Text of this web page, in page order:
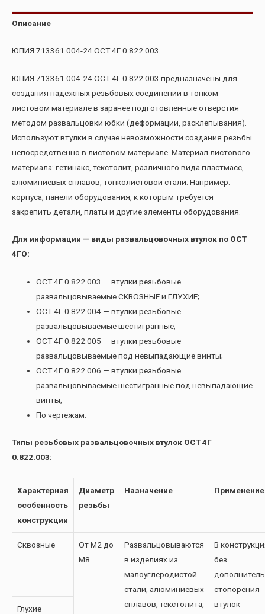
Описание
ЮПИЯ 713361.004-24 ОСТ 4Г 0.822.003
ЮПИЯ 713361.004-24 ОСТ 4Г 0.822.003 предназначены для
создания надежных резьбовых соединений в тонком
листовом материале в заранее подготовленные отверстия
методом развальцовки юбки (деформации, расклепывания).
Используют втулки в случае невозможности создания резьбы
непосредственно в листовом материале. Материал листового
материала: гетинакс, текстолит, различного вида пластмасс,
алюминиевых сплавов, тонколистовой стали. Например:
корпуса, панели оборудования, к которым требуется
закрепить детали, платы и другие элементы оборудования.
Для информации — виды развальцовочных втулок по ОСТ
4ГО:
ОСТ 4Г 0.822.003 — втулки резьбовые
развальцовываемые СКВОЗНЫЕ и ГЛУХИЕ;
ОСТ 4Г 0.822.004 — втулки резьбовые
развальцовываемые шестигранные;
ОСТ 4Г 0.822.005 — втулки резьбовые
развальцовываемые под невыпадающие винты;
ОСТ 4Г 0.822.006 — втулки резьбовые
развальцовываемые шестигранные под невыпадающие
винты;
По чертежам.
Типы резьбовых развальцовочных втулок ОСТ 4Г
0.822.003:
Характерная
особенность
конструкции
Диаметр
резьбы
Назначение Применение
Сквозные
От М2 до
М8
Развальцовываются
в изделиях из
малоуглеродистой
стали, алюминиевых
сплавов, текстолита,
В
без
стопорения
втулок
Глухие